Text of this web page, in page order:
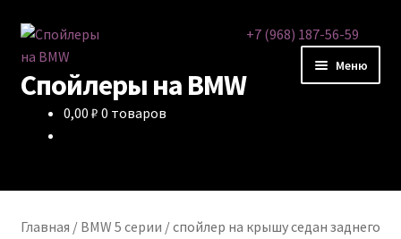
Перейти
к
навигации
Перейти
к
содержимому
Спойлеры на BMW
+7 (968) 187-56-59
Меню
Спойлеры
Доставка
0,00 ₽ 0 товаров
Главная / BMW 5 серии /спойлер на крышу седан заднего